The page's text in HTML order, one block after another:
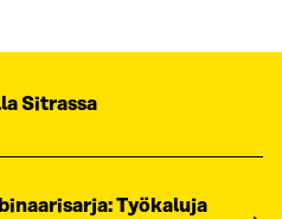
Sitrassa
Työkaluja